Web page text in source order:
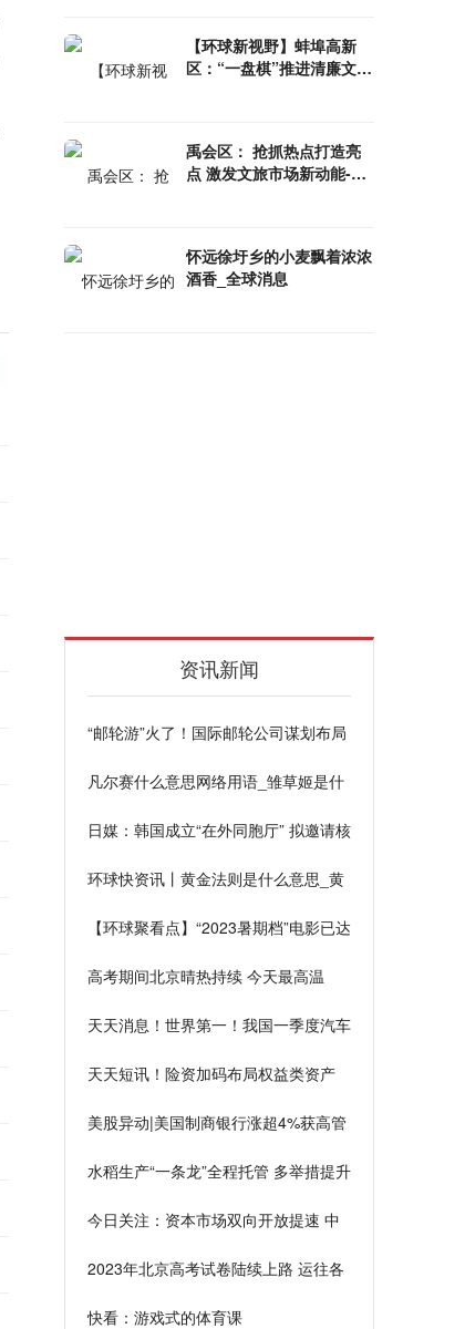
【环球新视野】蚌埠高新
区：“一盘棋”推进清廉文化
禹会区： 抢抓热点打造亮
点 激发文旅市场新动能-环
怀远徐圩乡的小麦飘着浓浓
酒香_全球消息
资讯新闻
“邮轮游”火了！国际邮轮公司谋划布局
凡尔赛什么意思网络用语_雏草姬是什
日媒：韩国成立“在外同胞厅” 拟邀请核
环球快资讯丨黄金法则是什么意思_黄
【环球聚看点】“2023暑期档”电影已达
高考期间北京晴热持续 今天最高温
天天消息！世界第一！我国一季度汽车
天天短讯！险资加码布局权益类资产
美股异动|美国制商银行涨超4%获高管
水稻生产“一条龙”全程托管 多举措提升
今日关注：资本市场双向开放提速 中
2023年北京高考试卷陆续上路 运往各
快看：游戏式的体育课